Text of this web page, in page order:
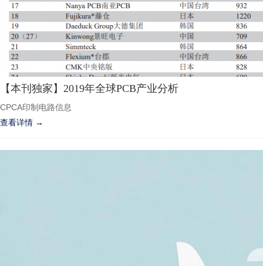
【本刊独家】2019年全球PCB产业分析
CPCA印制电路信息
查看详情 →